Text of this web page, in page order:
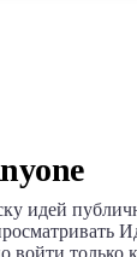
идей
только